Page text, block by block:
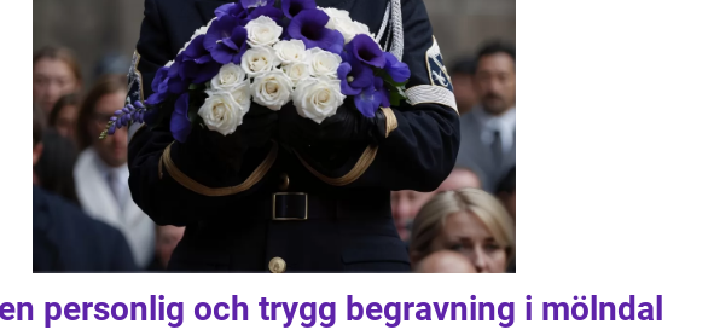
personlig och trygg begravning i mölndal